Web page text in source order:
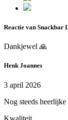
Reactie van Snackbar
Dankjewel 🙏
Henk Joannes
3 april 2026
Nog steeds
Kwaliteit